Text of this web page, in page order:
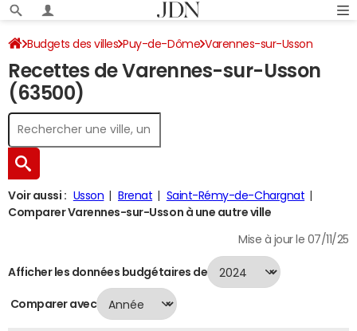
Budgets des villes Puy-de-Dôme Varennes-sur-Usson
Recettes 2024
Recettes de Varennes-sur-Usson
(63500)
Voir aussi : Usson Brenat
Saint-Rémy-de-Chargnat
Comparer Varennes-sur-Usson à une autre ville
Mise à jour le 07/11/25
Afficher les données budgétaires de
Comparer avec